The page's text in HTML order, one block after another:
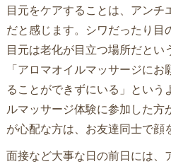
目元をケアすることは、アン
だと感じます。シワだったり目
目元は老化が目立つ場所だとい
「アロマオイルマッサージに
ることができずにいる」という
ルマッサージ体験に参加した方
が心配な方は、お友達同士で顔
面接など大事な日の前日には、